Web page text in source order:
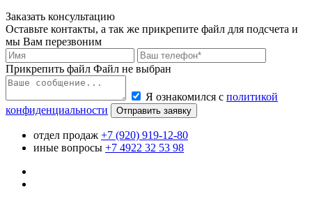
Заказать консультацию
Оставьте контакты, а так же прикрепите файл для подсчета и
мы Вам перезвоним
Прикрепить файл Файл не выбран
Я ознакомился с политикой
конфиденциальности
Отправить заявку
отдел продаж +7 (920) 919-12-80
иные вопросы +7 4922 32 53 98